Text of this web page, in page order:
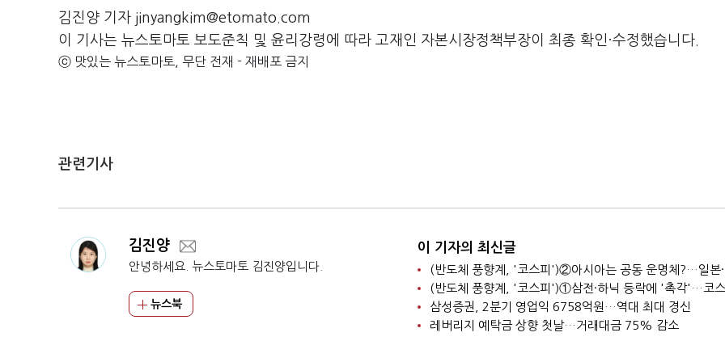
김진양 기자 jinyangkim@etomato.com
이 기사는 뉴스토마토 보도준칙 및 윤리강령에 따라 고재인 자본시장정책부장이 최종 확인·수정했습니다.
ⓒ 맛있는 뉴스토마토, 무단 전재 - 재배포 금지
관련기사
김진양
안녕하세요. 뉴스토마토 김진양입니다.
뉴스북
이 기자의 최신글
삼성증권, 2분기 영업익 6758억원…역대 최대 경신
레버리지 예탁금 상향 첫날…거래대금 75% 감소